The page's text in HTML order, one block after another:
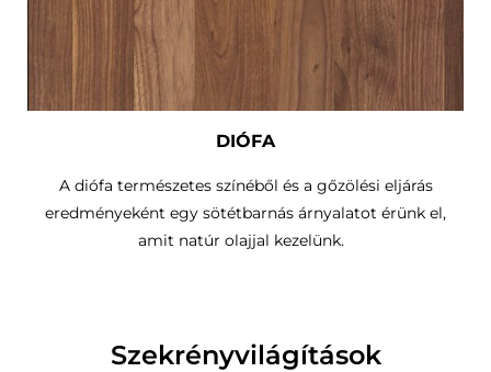
DIÓFA
A diófa természetes színéből és a gőzölési eljárás
eredményeként egy sötétbarnás árnyalatot érünk el,
amit natúr olajjal kezelünk.
Szekrényvilágítások